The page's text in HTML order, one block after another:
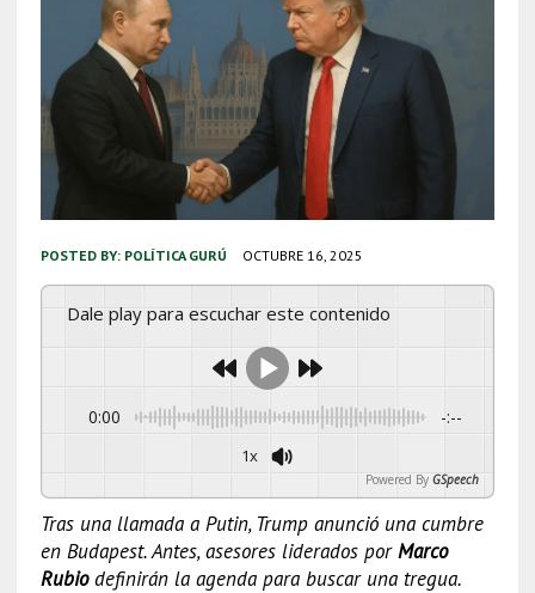
POSTED BY: POLÍTICA GURÚ OCTUBRE 16, 2025
Dale play para escuchar este contenido
0:00 -:--
1x
Powered By GSpeech
Tras una llamada a Putin, Trump anunció una cumbre
en Budapest. Antes, asesores liderados porMarco
Rubiodefinirán la agenda para buscar una tregua.